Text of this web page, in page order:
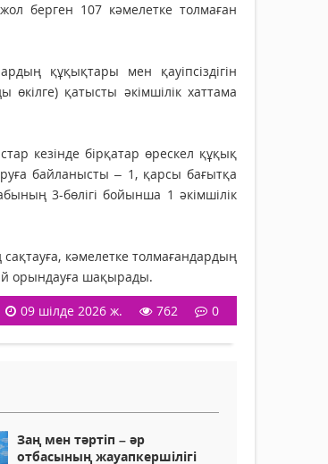
берген 107 кәмелетке толмаған
құқықтары мен қауіпсіздігін
өкілге) қатысты әкімшілік хаттама
кезінде бірқатар өрескел құқық
байланысты – 1, қарсы бағытқа
3-бөлігі бойынша 1 әкімшілік
кәмелетке толмағандардың
орындауға шақырады.
09 шілде 2026 ж. 762 0
Заң мен тәртіп – әр
отбасының жауапкершілігі